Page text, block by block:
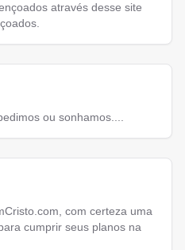
através desse site
ou sonhamos....
com certeza uma
cumprir seus planos na